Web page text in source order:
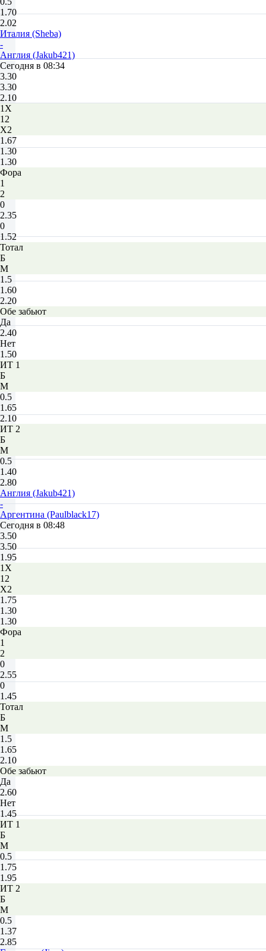
1.70
2.02
Италия (Sheba)
-
Англия (Jakub421)
Сегодня в 08:34
3.30
3.30
2.10
1X
12
X2
1.67
1.30
1.30
Фора
1
2
0
2.35
0
1.52
Тотал
Б
М
1.5
1.60
2.20
Обе забьют
Да
2.40
Нет
1.50
ИТ 1
Б
М
0.5
1.65
2.10
ИТ 2
Б
М
0.5
1.40
2.80
Англия (Jakub421)
-
Аргентина (Paulblack17)
Сегодня в 08:48
3.50
3.50
1.95
1X
12
X2
1.75
1.30
1.30
Фора
1
2
0
2.55
0
1.45
Тотал
Б
М
1.5
1.65
2.10
Обе забьют
Да
2.60
Нет
1.45
ИТ 1
Б
М
0.5
1.75
1.95
ИТ 2
Б
М
0.5
1.37
2.85